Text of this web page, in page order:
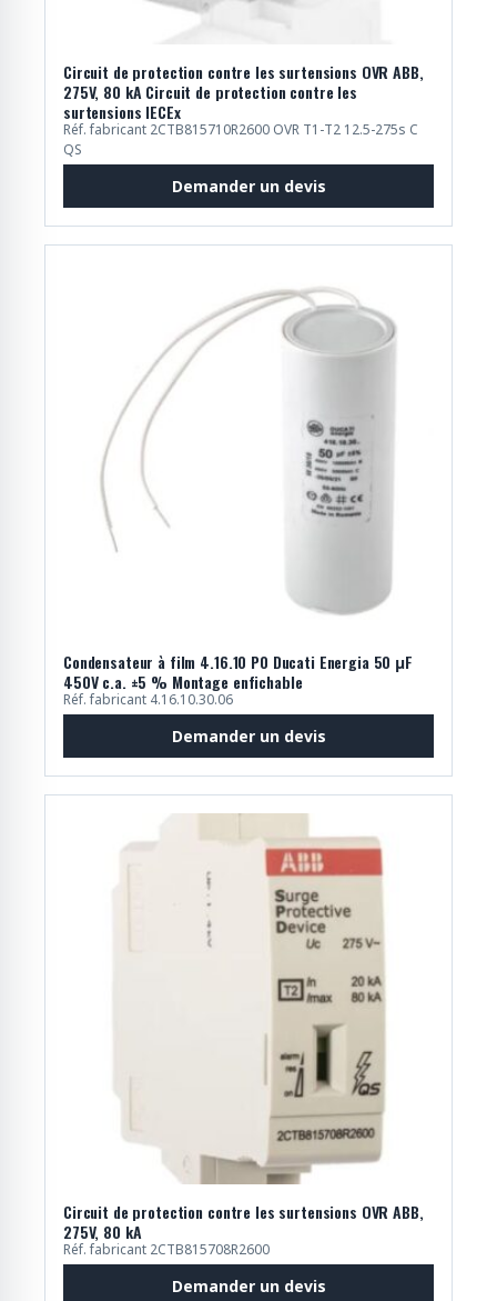
Circuit de protection contre les surtensions OVR ABB,
275V, 80 kA Circuit de protection contre les
surtensions IECEx
Réf. fabricant 2CTB815710R2600 OVR T1-T2 12.5-275s C
QS
Demander un devis
Condensateur à film 4.16.10 P0 Ducati Energia 50 μF
450V c.a. ±5 % Montage enfichable
Réf. fabricant 4.16.10.30.06
Demander un devis
Circuit de protection contre les surtensions OVR ABB,
275V, 80 kA
Réf. fabricant 2CTB815708R2600
Demander un devis